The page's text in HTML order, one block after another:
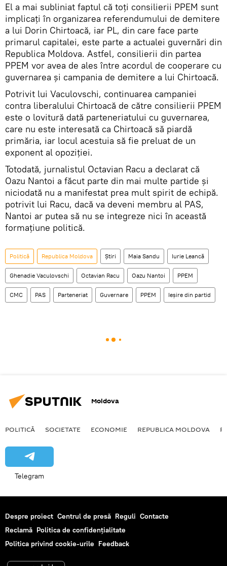
El a mai subliniat faptul că toți consilierii PPEM sunt
implicați în organizarea referendumului de demitere
a lui Dorin Chirtoacă, iar PL, din care face parte
primarul capitalei, este parte a actualei guvernări din
Republica Moldova. Astfel, consilierii din partea
PPEM vor avea de ales între acordul de cooperare cu
guvernarea și campania de demitere a lui Chirtoacă.
Potrivit lui Vaculovschi, continuarea campaniei
contra liberalului Chirtoacă de către consilierii PPEM
este o lovitură dată parteneriatului cu guvernarea,
care nu este interesată ca Chirtoacă să piardă
primăria, iar locul acestuia să fie preluat de un
exponent al opoziției.
Totodată, jurnalistul Octavian Racu a declarat că
Oazu Nantoi a făcut parte din mai multe partide și
niciodată nu a manifestat prea mult spirit de echipă.
potrivit lui Racu, dacă va deveni membru al PAS,
Nantoi ar putea să nu se integreze nici în această
formațiune politică.
Politică Republica Moldova Știri Maia Sandu Iurie Leancă
Ghenadie Vaculovschi Octavian Racu Oazu Nantoi PPEM
CMC PAS Parteneriat Guvernare PPEM Ieșire din partid
Moldova
POLITICĂ SOCIETATE ECONOMIE REPUBLICA MOLDOVA
Telegram
Despre proiect Centrul de presă Reguli Contacte
Reclamă Politica de confidențialitate
Politica privind cookie-urile Feedback